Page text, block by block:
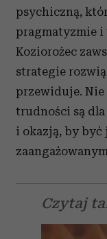
psychiczną,
pragmatyzmie i
Koziorożec
strategie
przewiduje. Nie
trudności są
i okazją, by być
Czytaj